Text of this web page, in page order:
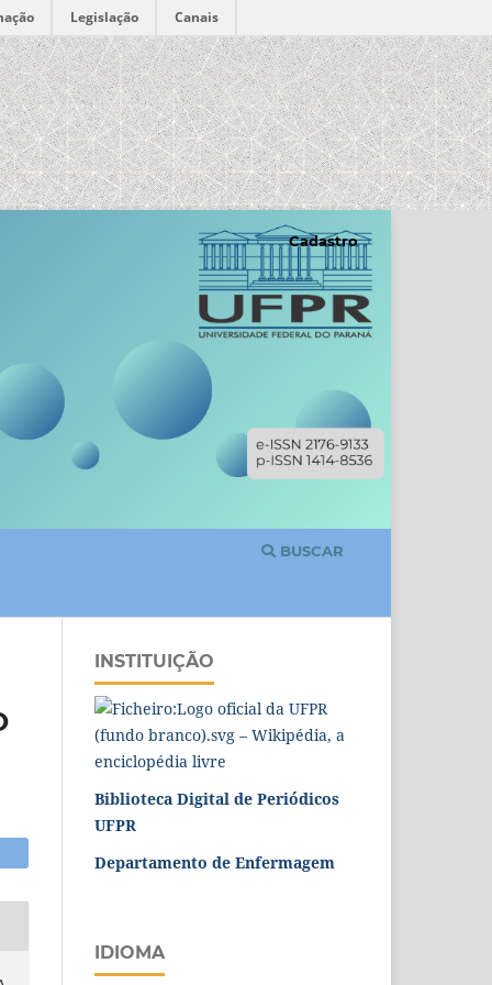
Legislação Canais
BUSCAR
Cadastro
INSTITUIÇÃO
Biblioteca Digital de Periódicos
UFPR
Departamento de Enfermagem
IDIOMA